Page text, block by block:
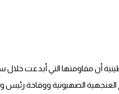
أن مقاومتها التي أبدعت
الصهيونية ووقاحة رئيس